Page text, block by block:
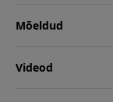
Mõeldud
Videod